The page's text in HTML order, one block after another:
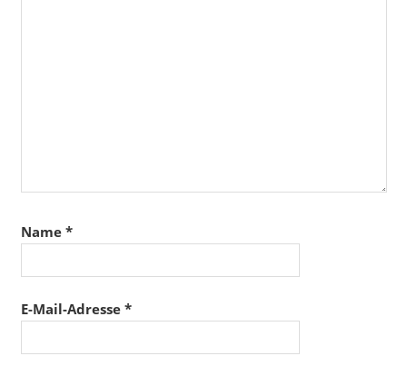
Name *
E-Mail-Adresse *